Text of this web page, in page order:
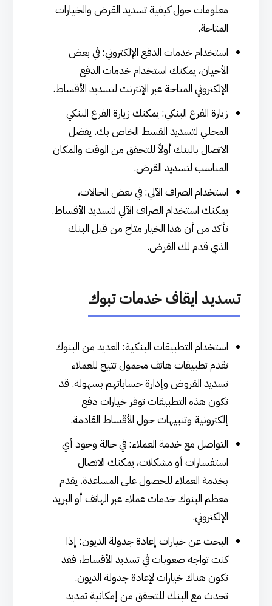
معلومات حول كيفية تسديد القرض والخيارات
المتاحة.
استخدام خدمات الدفع الإلكتروني: في بعض
الأحيان، يمكنك استخدام خدمات الدفع
الإلكتروني المتاحة عبر الإنترنت لتسديد الأقساط.
زيارة الفرع البنكي: يمكنك زيارة الفرع البنكي
المحلي لتسديد القسط الخاص بك. يفضل
الاتصال بالبنك أولاً للتحقق من الوقت والمكان
المناسب لتسديد القرض.
استخدام الصراف الآلي: في بعض الحالات،
يمكنك استخدام الصراف الآلي لتسديد الأقساط.
تأكد من أن هذا الخيار متاح من قبل البنك
الذي قدم لك القرض.
تسديد ايقاف خدمات تبوك
استخدام التطبيقات البنكية: العديد من البنوك
تقدم تطبيقات هاتف محمول تتيح للعملاء
تسديد القروض وإدارة حساباتهم بسهولة. قد
تكون هذه التطبيقات توفر خيارات دفع
إلكترونية وتنبيهات حول الأقساط القادمة.
التواصل مع خدمة العملاء: في حالة وجود أي
استفسارات أو مشكلات، يمكنك الاتصال
بخدمة العملاء للحصول على المساعدة. يقدم
معظم البنوك خدمات عملاء عبر الهاتف أو البريد
الإلكتروني.
البحث عن خيارات إعادة جدولة الديون: إذا
كنت تواجه صعوبات في تسديد الأقساط، فقد
تكون هناك خيارات لإعادة جدولة الديون.
تحدث مع البنك للتحقق من إمكانية تمديد